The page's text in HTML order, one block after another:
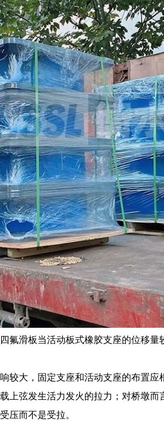
氟滑板当活动板式橡胶支座的位移
较大，固定支座和活动支座的布置
上弦发生活力发火的拉力；对桥墩
压而不是受拉。